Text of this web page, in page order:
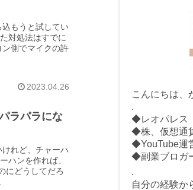
もうと試してい
対処法はすでに
側でマイクの許
2023.04.26
ラパラにな
れど、チャーハ
ハンを作れば、
にどうしてだろ
こんにちは、
.
◆レオパレス
◆株、仮想通
◆YouTube運
◆副業ブロガ
.
自分の経験か